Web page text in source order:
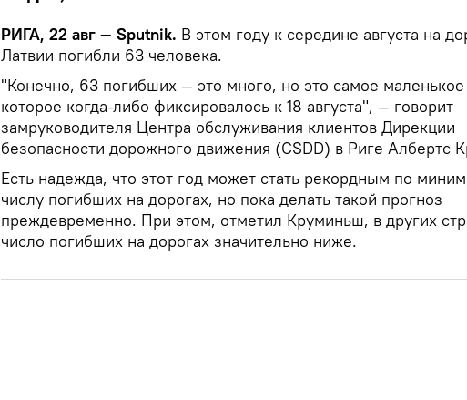
РИГА, 22 авг — Sputnik. В этом году к середине августа на
Латвии погибли 63 человека.
"Конечно, 63 погибших — это много, но это самое маленькое
которое когда-либо фиксировалось к 18 августа", — говорит
замруководителя Центра обслуживания клиентов Дирекции
безопасности дорожного движения (CSDD) в Риге Албертс
Есть надежда, что этот год может стать рекордным по
числу погибших на дорогах, но пока делать такой прогноз
преждевременно. При этом, отметил Круминьш, в других
число погибших на дорогах значительно ниже.